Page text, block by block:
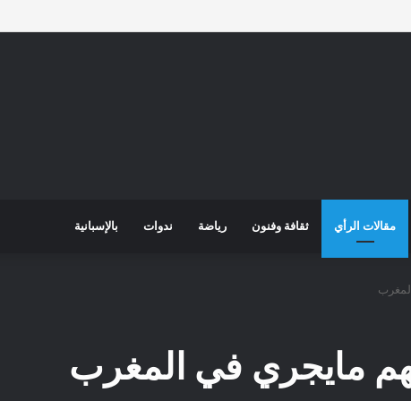
مقالات الرأي ثقافة وفنون رياضة ندوات بالإسبانية
مايجري في المغرب